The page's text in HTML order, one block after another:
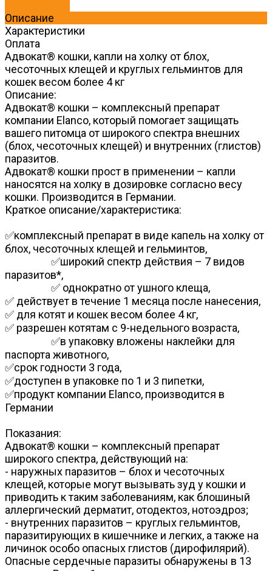
Описание
Характеристики
Оплата
Адвокат® кошки, капли на холку от блох,
чесоточных клещей и круглых гельминтов для
кошек весом более 4 кг
Описание:
Адвокат® кошки – комплексный препарат
компании Elanco, который помогает защищать
вашего питомца от широкого спектра внешних
(блох, чесоточных клещей) и внутренних (глистов)
паразитов.
Адвокат® кошки прост в применении – капли
наносятся на холку в дозировке согласно весу
кошки. Производится в Германии.
Краткое описание/характеристика:
✅комплексный препарат в виде капель на холку от
блох, чесоточных клещей и гельминтов,
✅широкий спектр действия – 7 видов
паразитов*,
✅ однократно от ушного клеща,
✅ действует в течение 1 месяца после нанесения,
✅ для котят и кошек весом более 4 кг,
✅ разрешен котятам с 9-недельного возраста,
✅в упаковку вложены наклейки для
паспорта животного,
✅срок годности 3 года,
✅доступен в упаковке по 1 и 3 пипетки,
✅продукт компании Elanco, производится в
Германии
Показания:
Адвокат® кошки – комплексный препарат
широкого спектра, действующий на:
- наружных паразитов – блох и чесоточных
клещей, которые могут вызывать зуд у кошки и
приводить к таким заболеваниям, как блошиный
аллергический дерматит, отодектоз, нотоэдроз;
- внутренних паразитов – круглых гельминтов,
паразитирующих в кишечнике и легких, а также на
личинок особо опасных глистов (дирофилярий).
Опасные сердечные паразиты обнаружены в 13